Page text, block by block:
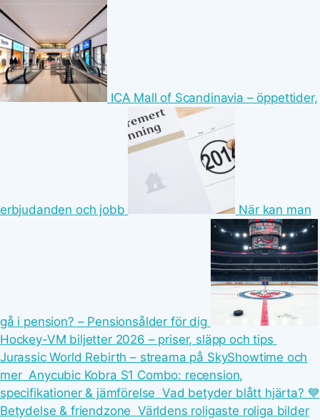
ICA Mall of Scandinavia – öppettider,
erbjudanden och jobb När kan man
gå i pension? – Pensionsålder för dig
Hockey-VM biljetter 2026 – priser, släpp och tips
Jurassic World Rebirth – streama på SkyShowtime och
mer Anycubic Kobra S1 Combo: recension,
specifikationer & jämförelse Vad betyder blått hjärta? 💙
Betydelse & friendzone Världens roligaste roliga bilder